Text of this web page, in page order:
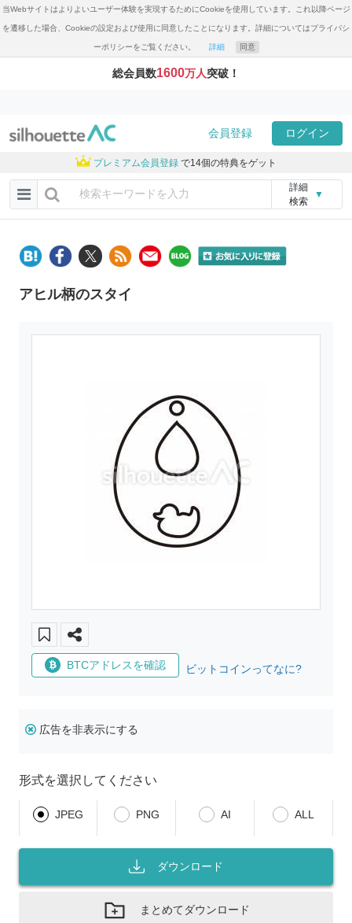
当Webサイトはよりよいユーザー体験を実現するためにCookieを使用しています。これ以降ページ
を遷移した場合、Cookieの設定および使用に同意したことになります。詳細についてはプライバシ
ーポリシーをご覧ください。 詳細 同意
総会員数1600万人突破！
会員登録 ログイン
プレミアム会員登録 で14個の特典をゲット
詳細
検索
▼
アヒル柄のスタイ
BTCアドレスを確認 ビットコインってなに?
広告を非表示にする
形式を選択してください
JPEG PNG AI ALL
ダウンロード
まとめてダウンロード